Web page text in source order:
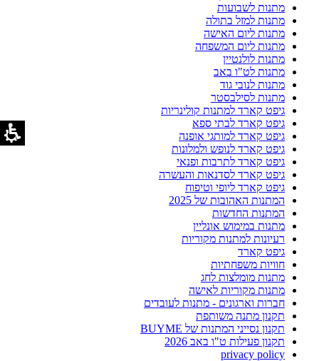
מתנות לשבועות
מתנות למזל בתולה
מתנות ליום האישה
מתנות ליום המשפחה
מתנות לולנטיין
מתנות לט"ו באב
מתנות לנובי גוד
מתנות לסילבסטר
גיפט קארד למתנות קולינריות
גיפט קארד לבתי ספא
גיפט קארד למותגי אופנה
גיפט קארד לנופש ולמלונות
גיפט קארד לתרבות ופנאי
גיפט קארד לסדנאות והעשרה
גיפט קארד ליופי וטיפוח
המתנות האהובות של 2025
המתנות החדשות
מתנות במימוש אונליין
רעיונות למתנות מקוריות
גיפט קארד
חוויות משפחתיות
מתנות מומלצות לחג
מתנות מקוריות לאישה
חברות וארגונים - מתנות לעובדים
תקנון מתנה משותפת
תקנון נסייני המתנות של BUYME
תקנון פעילות ט"ו באב 2026
privacy policy